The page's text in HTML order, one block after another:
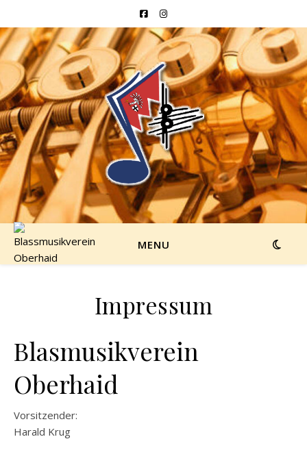
MENU
Impressum
Blasmusikverein
Oberhaid
Vorsitzender:
Harald Krug